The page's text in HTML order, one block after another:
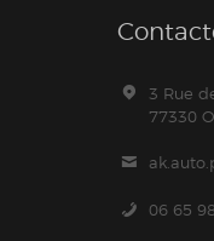
3 Rue
77330
06 65